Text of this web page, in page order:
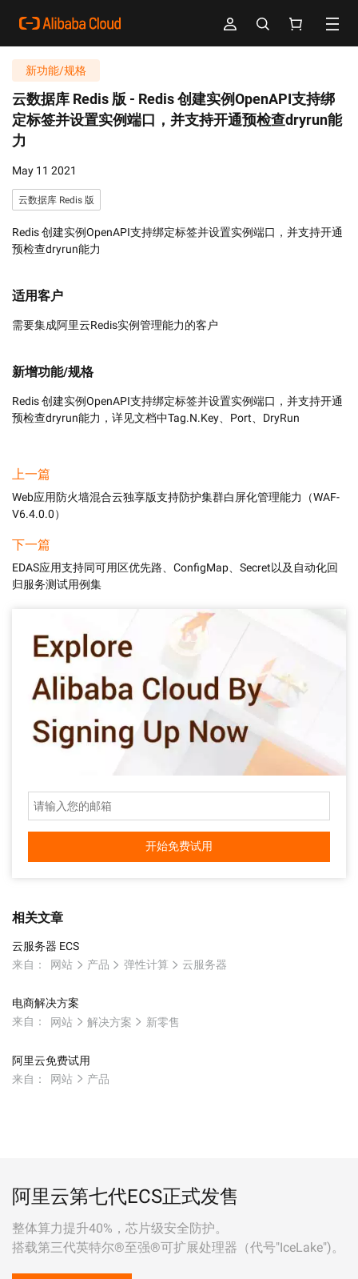
新功能/规格
云数据库 Redis 版 - Redis 创建实例OpenAPI支持绑
定标签并设置实例端口，并支持开通预检查dryrun能
力
May 11 2021
云数据库 Redis 版
Redis 创建实例OpenAPI支持绑定标签并设置实例端口，并支持开通
预检查dryrun能力
适用客户
需要集成阿里云Redis实例管理能力的客户
新增功能/规格
Redis 创建实例OpenAPI支持绑定标签并设置实例端口，并支持开通
上一篇
Web应用防火墙混合云独享版支持防护集群白屏化管理能力（WAF-
V6.4.0.0）
下一篇
EDAS应用支持同可用区优先路、ConfigMap、Secret以及自动化回
归服务测试用例集
开始免费试用
相关文章
云服务器 ECS
来自：
网站 产品 弹性计算 云服务器
电商解决方案
来自：
网站 解决方案 新零售
阿里云免费试用
来自：
网站 产品
阿里云第七代ECS正式发售
整体算力提升40%，芯片级安全防护。
搭载第三代英特尔®至强®可扩展处理器（代号"IceLake")。